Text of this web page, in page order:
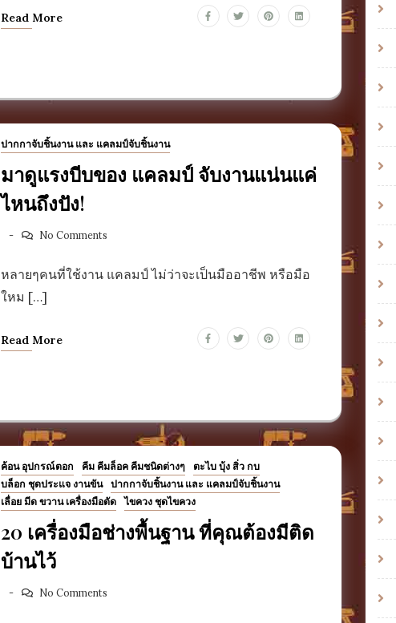
Read More
ปากกาจับชิ้นงาน และ แคลมป์จับชิ้นงาน
มาดูแรงบีบของ แคลมป์ จับงานแน่นแค่
ไหนถึงปัง!
No Comments
หลายๆคนที่ใช้งาน แคลมป์ ไม่ว่าจะเป็นมืออาชีพ หรือมือ
ใหม […]
Read More
ค้อน อุปกรณ์ตอก คีม คีมล็อค คีมชนิดต่างๆ
ตะไบ บุ้ง สิ่ว กบ
บล็อก ชุดประแจ งานขัน
ปากกาจับชิ้นงาน และ แคลมป์จับชิ้นงาน
เลื่อย มีด ขวาน เครื่องมือตัด
ไขควง ชุดไขควง
20 เครื่องมือช่างพื้นฐาน ที่คุณต้องมีติด
บ้านไว้
No Comments